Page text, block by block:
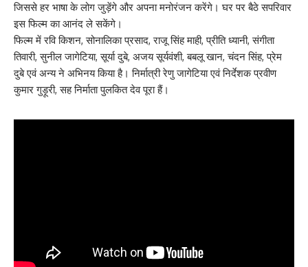
जिससे हर भाषा के लोग जुड़ेंगे और अपना मनोरंजन करेंगे। घर पर बैठे सपरिवार
इस फिल्म का आनंद ले सकेंगे।
फिल्म में रवि किशन, सोनालिका प्रसाद, राजू सिंह माही, प्रीति ध्यानी, संगीता
तिवारी, सुनील जागेटिया, सूर्या दुबे, अजय सूर्यवंशी, बबलू खान, चंदन सिंह, प्रेम
दुबे एवं अन्य ने अभिनय किया है। निर्मात्री रेणु जागेटिया एवं निर्देशक प्रवीण
कुमार गुड़ूरी, सह निर्माता पुलकित देव पूरा हैं।